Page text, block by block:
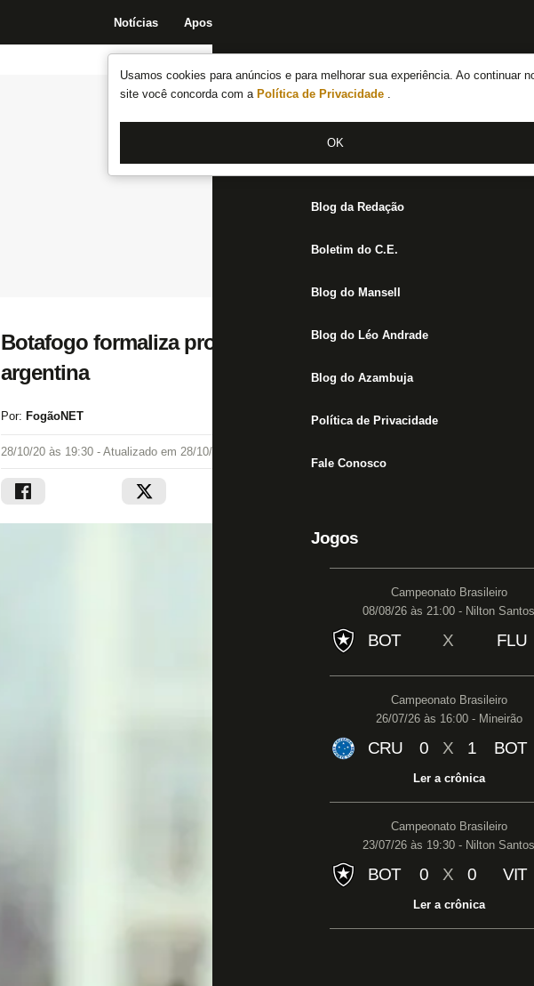
Usamos cookies para anúncios e para melhorar sua experiência. Ao continuar
site você concorda com a Política de Privacidade .
OK
Notícias Apostas
Notícias do Botafogo
Fórum
Jogos
Blog da Redação
Boletim do C.E.
Blog do Mansell
Blog do Léo Andrade
Blog do Azambuja
Política de Privacidade
Fale Conosco
Jogos
Campeonato Brasileiro
08/08/26 às 21:00 - Nilton Santos
BOT X FLU
Campeonato Brasileiro
26/07/26 às 16:00 - Mineirão
CRU 0 X 1 BOT
Ler a crônica
Campeonato Brasileiro
23/07/26 às 19:30 - Nilton Santos
BOT 0 X 0 VIT
Ler a crônica
Botafogo formaliza proposta de empréstimo por
argentina
Por: FogãoNET
28/10/20 às 19:30 - Atualizado em 28/10/20 às 19:30